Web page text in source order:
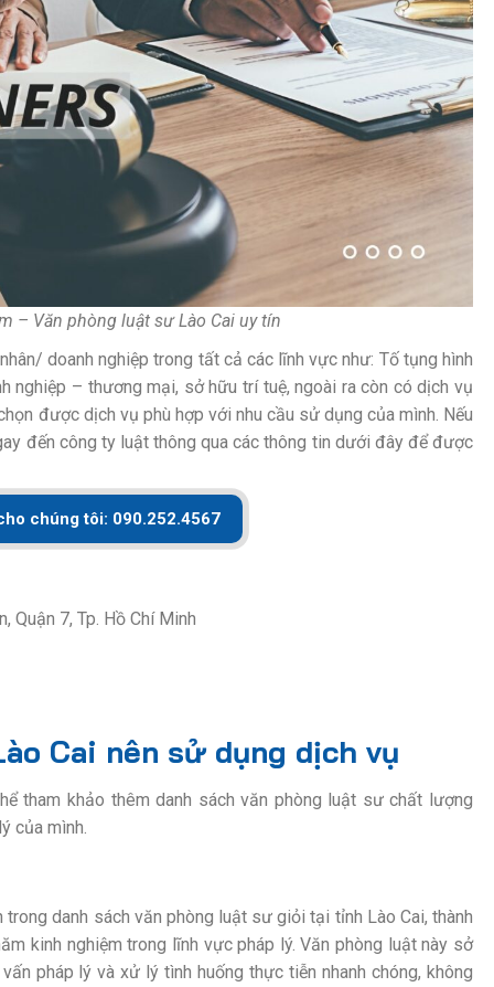
– Văn phòng luật sư Lào Cai uy tín
doanh nghiệp trong tất cả các lĩnh vực như: Tố tụng hình
nghiệp – thương mại, sở hữu trí tuệ, ngoài ra còn có dịch vụ
được dịch vụ phù hợp với nhu cầu sử dụng của mình. Nếu
đến công ty luật thông qua các thông tin dưới đây để được
chúng tôi: 090.252.4567
Quận 7, Tp. Hồ Chí Minh
Cai nên sử dụng dịch vụ
tham khảo thêm danh sách văn phòng luật sư chất lượng
của mình.
danh sách văn phòng luật sư giỏi tại tỉnh Lào Cai, thành
kinh nghiệm trong lĩnh vực pháp lý. Văn phòng luật này sở
pháp lý và xử lý tình huống thực tiễn nhanh chóng, không